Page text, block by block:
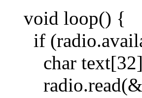
void loop() {
if
char